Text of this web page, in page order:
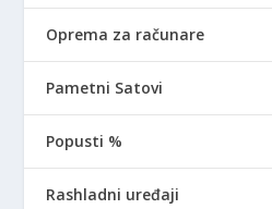
Oprema za računare
Pametni Satovi
Popusti %
Rashladni uređaji